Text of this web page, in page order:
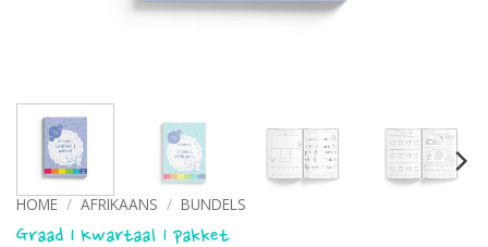
HOME / AFRIKAANS / BUNDELS
Graad 1 Kwartaal 1 pakket